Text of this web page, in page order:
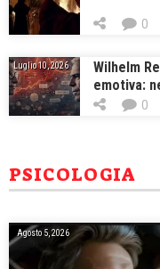
0
Luglio 10, 2026
Wilhelm
emotiva:
“Verità”0
PSICOLOGIA
Agosto 5, 2026